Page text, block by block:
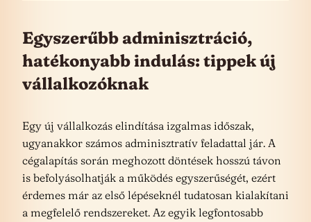
Egyszerűbb adminisztráció,
hatékonyabb indulás: tippek új
vállalkozóknak
Egy új vállalkozás elindítása izgalmas időszak,
ugyanakkor számos adminisztratív feladattal jár. A
cégalapítás során meghozott döntések hosszú távon
is befolyásolhatják a működés egyszerűségét, ezért
érdemes már az első lépéseknél tudatosan kialakítani
a megfelelő rendszereket. Az egyik legfontosabb